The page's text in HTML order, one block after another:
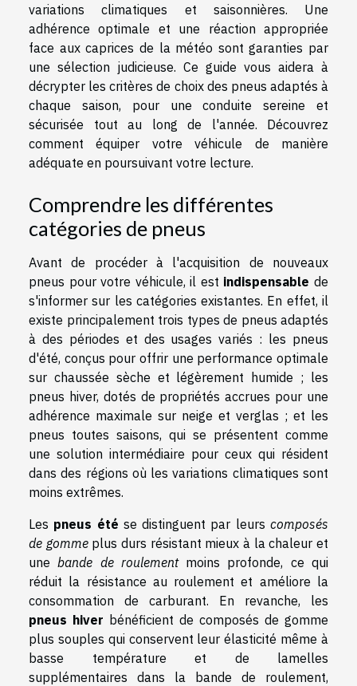
variations climatiques et saisonnières. Une
adhérence optimale et une réaction appropriée
face aux caprices de la météo sont garanties par
une sélection judicieuse. Ce guide vous aidera à
décrypter les critères de choix des pneus adaptés à
chaque saison, pour une conduite sereine et
sécurisée tout au long de l'année. Découvrez
comment équiper votre véhicule de manière
adéquate en poursuivant votre lecture.
Comprendre les différentes
catégories de pneus
Avant de procéder à l'acquisition de nouveaux
pneus pour votre véhicule, il est indispensable de
s'informer sur les catégories existantes. En effet, il
existe principalement trois types de pneus adaptés
à des périodes et des usages variés : les pneus
d'été, conçus pour offrir une performance optimale
sur chaussée sèche et légèrement humide ; les
pneus hiver, dotés de propriétés accrues pour une
adhérence maximale sur neige et verglas ; et les
pneus toutes saisons, qui se présentent comme
une solution intermédiaire pour ceux qui résident
dans des régions où les variations climatiques sont
moins extrêmes.
Les pneus été se distinguent par leurscomposés
de gommeplus durs résistant mieux à la chaleur et
unebande de roulementmoins profonde, ce qui
réduit la résistance au roulement et améliore la
consommation de carburant. En revanche, les
pneus hiver bénéficient de composés de gomme
plus souples qui conservent leur élasticité même à
basse température et de lamelles
supplémentaires dans la bande de roulement,